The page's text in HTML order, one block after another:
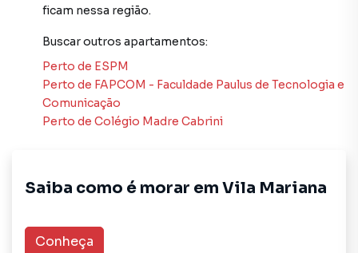
ficam nessa região.
Buscar outros apartamentos:
Perto de ESPM
Perto de FAPCOM - Faculdade Paulus de Tecnologia e
Comunicação
Perto de Colégio Madre Cabrini
Saiba como é morar em Vila Mariana
Conheça